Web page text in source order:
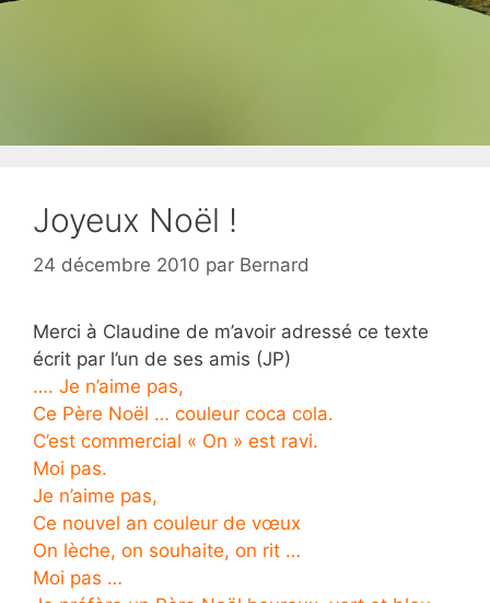
Joyeux Noël !
24 décembre 2010 par Bernard
Merci à Claudine de m’avoir adressé ce texte
écrit par l’un de ses amis (JP)
…. Je n’aime pas,
Ce Père Noël … couleur coca cola.
C’est commercial « On » est ravi.
Moi pas.
Je n’aime pas,
Ce nouvel an couleur de vœux
On lèche, on souhaite, on rit …
Moi pas …